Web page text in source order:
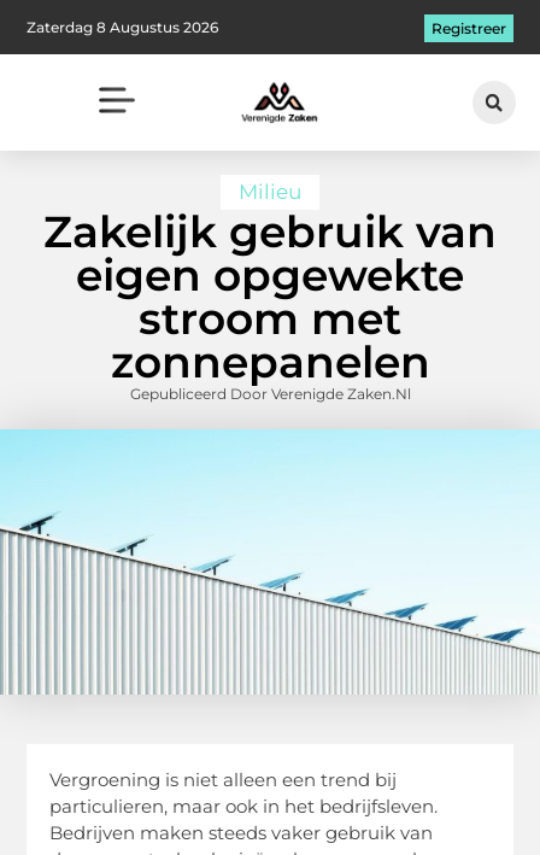
Zaterdag 8 Augustus 2026 Registreer
Milieu
Zakelijk gebruik van
eigen opgewekte
stroom met
zonnepanelen
Gepubliceerd Door Verenigde Zaken.nl
Vergroening is niet alleen een trend bij
particulieren, maar ook in het bedrijfsleven.
Bedrijven maken steeds vaker gebruik van